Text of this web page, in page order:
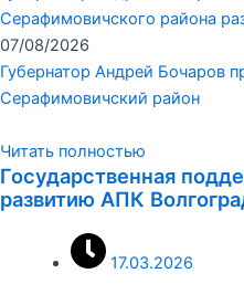
Серафимовичского района
07/08/2026
Губернатор Андрей Бочаров
Серафимовичский район
Читать полностью
Государственная
развитию АПК
17.03.2026